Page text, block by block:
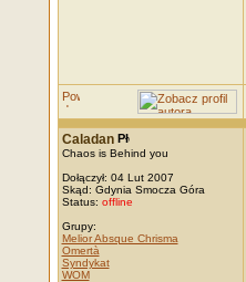
Caladan
Chaos is Behind you
Dołączył: 04 Lut 2007
Skąd: Gdynia Smocza Góra
Status: offline
Grupy:
Melior Absque Chrisma
Omertà
Syndykat
WOM